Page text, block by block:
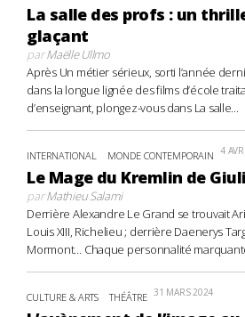
La salle des profs : un
glaçant
parMaëlle Ullmo
Après Un métier sérieux, sorti l’année
dans la longue lignée des films d’école
d’enseignant, plongez-vous dans La salle...
INTERNATIONAL MONDE CONTEMPORAIN 4
Le Mage du Kremlin de
parMathieu Salami
Derrière Alexandre Le Grand se trouvait
Louis XIII, Richelieu ; derrière Daenerys
Mormont… Chaque personnalité
CULTURE & ARTS THÉÂTRE 31 MARS 2024